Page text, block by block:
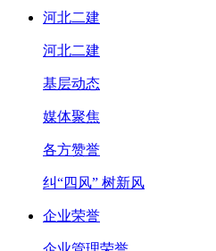
河北二建
河北二建
基层动态
媒体聚焦
各方赞誉
纠“四风” 树新风
企业荣誉